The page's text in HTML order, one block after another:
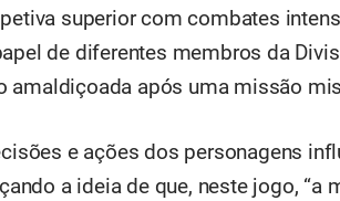
superior com combates
de diferentes membros da
amaldiçoada após uma missão
e ações dos personagens
a ideia de que, neste jogo, “a